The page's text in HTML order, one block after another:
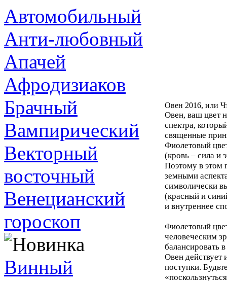
Автомобильный
Анти-любовный
Апачей
Афродизиаков
Брачный
Вампирический
Векторный
восточный
Венецианский
гороскоп
Винный
Овен 2016, или
Овен, ваш цвет
спектра,
священные
Фиолетовый
(кровь – сила и
Поэтому в этом
земными
символически
(красный и
и внутреннее
Фиолетовый
человеческим
балансировать
Овен
поступки.